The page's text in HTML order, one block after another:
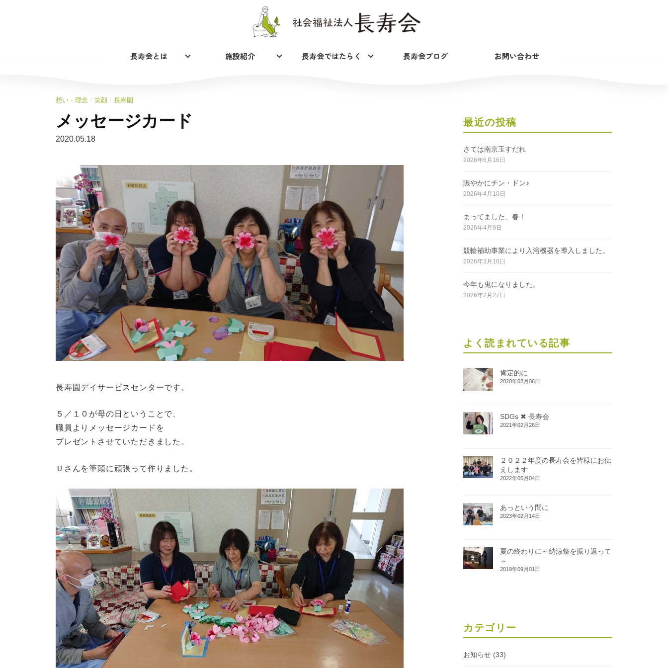
長寿会とは 施設紹介 長寿会ではたらく 長寿会ブログ お問い合わせ
想い・理念 / 笑顔 / 長寿園
メッセージカード
2020.05.18
長寿園デイサービスセンターです。
５／１０が母の日ということで、
職員よりメッセージカードを
プレゼントさせていただきました。
Ｕさんを筆頭に頑張って作りました。
最近の投稿
さては南京玉すだれ
2026年6月16日
賑やかにチン・ドン♪
2026年4月10日
まってました、春！
2026年4月9日
競輪補助事業により入浴機器を導入しました。
2026年3月10日
今年も鬼になりました。
2026年2月27日
よく読まれている記事
肯定的に
2020年02月06日
SDGs ✖ 長寿会
2021年02月26日
２０２２年度の長寿会を皆様にお伝
えします
2022年05月04日
あっという間に
2023年02月14日
夏の終わりに～納涼祭を振り返って
～
2019年09月01日
カテゴリー
お知らせ (33)